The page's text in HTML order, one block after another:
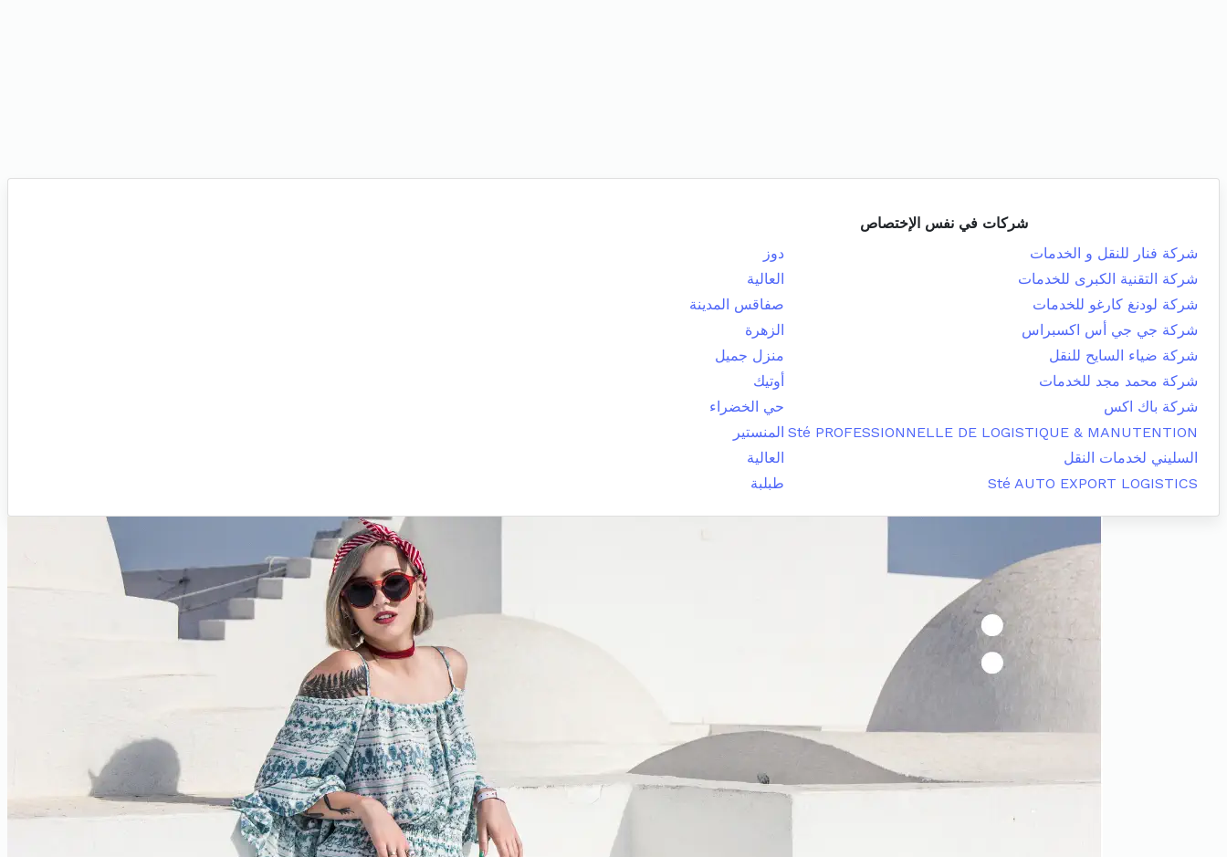
شركات في نفس الإختصاص
شركة فنار للنقل و الخدمات
دوز
شركة التقنية الكبرى للخدمات
العالية
شركة لودنغ كارغو للخدمات
صفاقس المدينة
شركة جي جي أس اكسبراس
الزهرة
شركة ضياء السايح للنقل
منزل جميل
شركة محمد مجد للخدمات
أوتيك
شركة باك اكس
حي الخضراء
Sté PROFESSIONNELLE DE LOGISTIQUE & MANUTENTION المنستير
السليني لخدمات النقل
العالية
Sté AUTO EXPORT LOGISTICS
طبلبة